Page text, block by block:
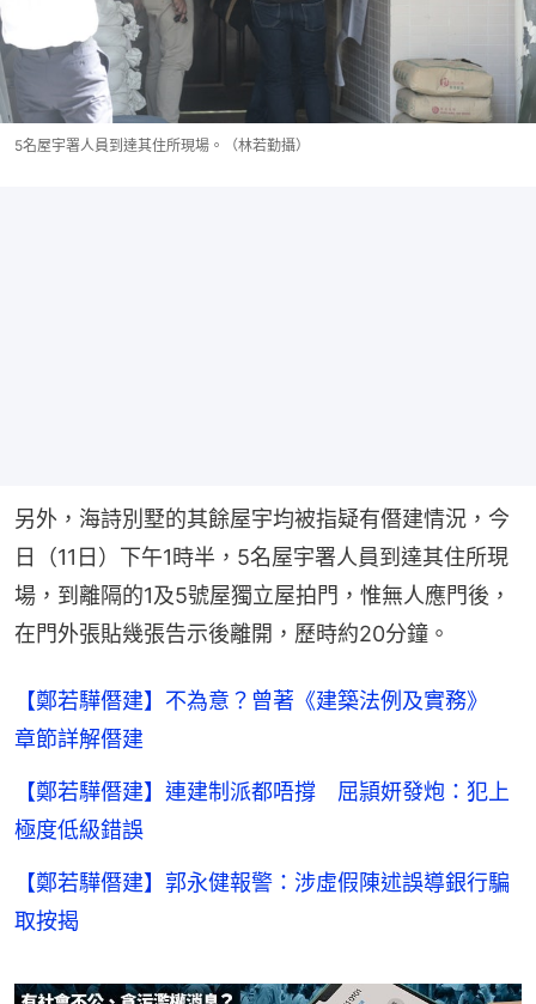
5名屋宇署人員到達其住所現場。（林若勤攝）
另外，海詩別墅的其餘屋宇均被指疑有僭建情況，今
日（11日）下午1時半，5名屋宇署人員到達其住所現
場，到離隔的1及5號屋獨立屋拍門，惟無人應門後，
在門外張貼幾張告示後離開，歷時約20分鐘。
【鄭若驊僭建】不為意？曾著《建築法例及實務》
章節詳解僭建
【鄭若驊僭建】連建制派都唔撐 屈頴妍發炮：犯上
極度低級錯誤
【鄭若驊僭建】郭永健報警：涉虛假陳述誤導銀行騙
取按揭